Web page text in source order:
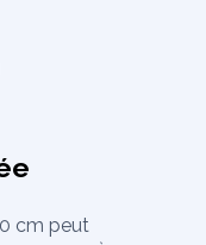
cm peut